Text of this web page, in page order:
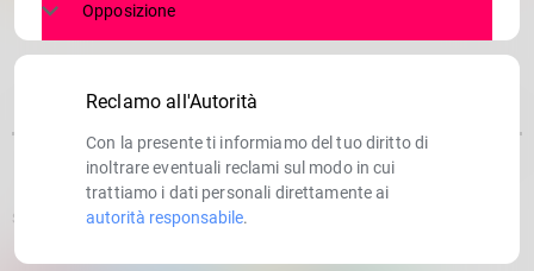
SCRITTO DA:RADIOTSN
Opposizione
Reclamo all'Autorità
Con la presente ti informiamo del tuo diritto di
inoltrare eventuali reclami sul modo in cui
trattiamo i dati personali direttamente ai
autorità responsabile.